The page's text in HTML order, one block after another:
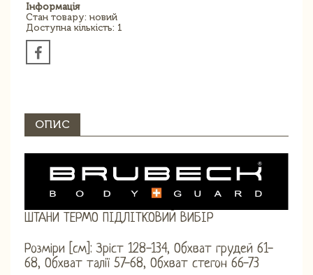
Інформація
Стан товару: новий
Доступна кількість: 1
ОПИС
ШТАНИ ТЕРМО ПІДЛІТКОВИЙ ВИБІР
Розміри [см]: Зріст 128-134, Обхват грудей 61-
68, Обхват талії 57-68, Обхват стегон 66-73